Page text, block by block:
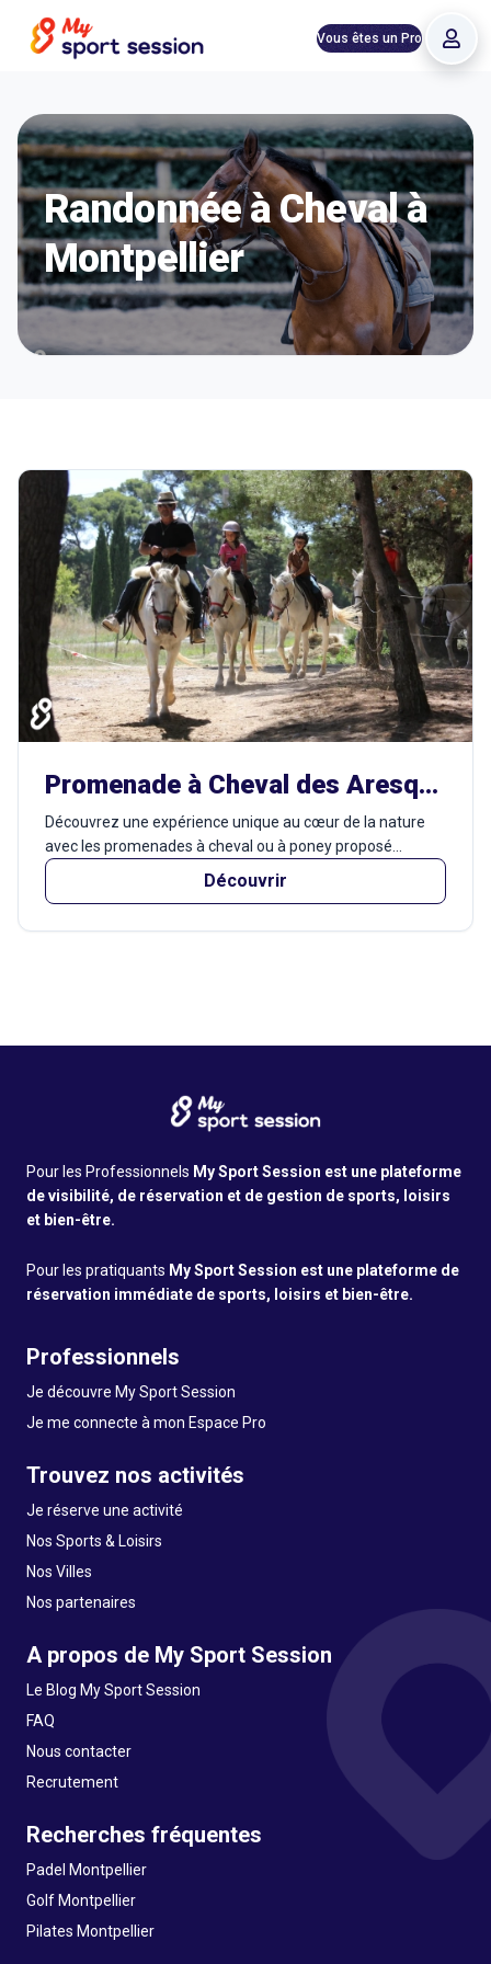
Vous êtes un Pro
Randonnée à Cheval à
Montpellier
Promenade à Cheval des Aresquiers
Découvrez une expérience unique au cœur de la nature
avec les promenades à cheval ou à poney proposé...
Découvrir
Pour les Professionnels My Sport Session est une plateforme
de visibilité, de réservation et de gestion de sports, loisirs
et bien-être.
Pour les pratiquants My Sport Session est une plateforme de
réservation immédiate de sports, loisirs et bien-être.
Professionnels
Je découvre My Sport Session
Je me connecte à mon Espace Pro
Trouvez nos activités
Je réserve une activité
Nos Sports & Loisirs
Nos Villes
Nos partenaires
A propos de My Sport Session
Le Blog My Sport Session
FAQ
Nous contacter
Recrutement
Recherches fréquentes
Padel Montpellier
Golf Montpellier
Pilates Montpellier